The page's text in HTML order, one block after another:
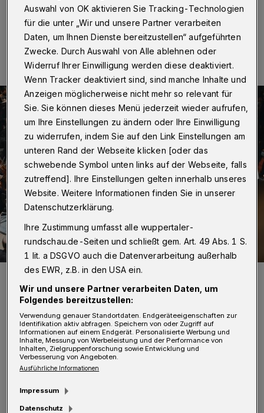
01.06.2023 , 11:00 Uhr Eine Minute Lesezeit
Das Sinfonieorchester in Aktion.
Foto: Uwe Schinkel
D ie musikalische Leitung übernimmt der
gefragter Solist und Konzertmeister der
Auswahl von OK aktivieren Sie Tracking-Technologien
für die unter „Wir und unsere Partner verarbeiten
Daten, um Ihnen Dienste bereitzustellen“ aufgeführten
Zwecke. Durch Auswahl von Alle ablehnen oder
Widerruf Ihrer Einwilligung werden diese deaktiviert.
Wenn Tracker deaktiviert sind, sind manche Inhalte und
Anzeigen möglicherweise nicht mehr so relevant für
Sie. Sie können dieses Menü jederzeit wieder aufrufen,
um Ihre Einstellungen zu ändern oder Ihre Einwilligung
zu widerrufen, indem Sie auf den Link Einstellungen am
unteren Rand der Webseite klicken [oder das
schwebende Symbol unten links auf der Webseite, falls
zutreffend]. Ihre Einstellungen gelten innerhalb unseres
Website. Weitere Informationen finden Sie in unserer
Datenschutzerklärung.
Ihre Zustimmung umfasst alle wuppertaler-
rundschau.de-Seiten und schließt gem. Art. 49 Abs. 1 S.
1 lit. a DSGVO auch die Datenverarbeitung außerhalb
des EWR, z.B. in den USA ein.
Wir und unsere Partner verarbeiten Daten, um
Folgendes bereitzustellen:
Verwendung genauer Standortdaten. Endgeräteeigenschaften zur
Identifikation aktiv abfragen. Speichern von oder Zugriff auf
Informationen auf einem Endgerät. Personalisierte Werbung und
Inhalte, Messung von Werbeleistung und der Performance von
Inhalten, Zielgruppenforschung sowie Entwicklung und
Verbesserung von Angeboten.
Ausführliche Informationen
Impressum
Datenschutz